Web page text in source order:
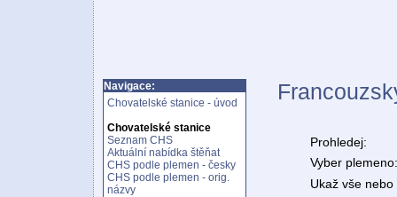
Navigace:
Chovatelské stanice - úvod
Chovatelské stanice
Seznam CHS
Aktuální nabídka štěňat
CHS podle plemen - česky
CHS podle plemen - orig.
názvy
Prohledej:
Vyber plemeno:
Ukaž vše